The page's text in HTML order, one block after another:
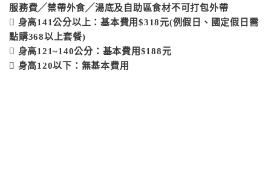
服務費╱禁帶外食╱湯底及自助區食材不可打包外帶
 身高141公分以上：基本費用$318元(例假日、國定假日需
點購368以上套餐)
 身高121~140公分：基本費用$188元
 身高120以下：無基本費用